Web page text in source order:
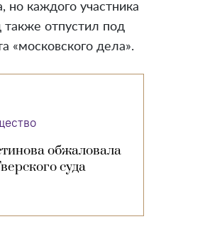
каждого участника
отпустил под
«московского дела».
обжаловала
суда